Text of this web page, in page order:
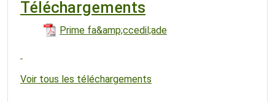
Téléchargements
Prime fa&amp;ccedil;ade
Voir tous les téléchargements